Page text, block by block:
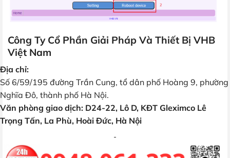
Công Ty Cổ Phần Giải Pháp Và Thiết Bị VHB
Việt Nam
Địa chỉ:
Số 6/59/195 đường Trần Cung, tổ dân phố Hoàng 9, phường
Nghĩa Đô, thành phố Hà Nội.
Văn phòng giao dịch: D24-22, Lô D, KĐT Gleximco Lê
Trọng Tấn, La Phù, Hoài Đức, Hà Nội